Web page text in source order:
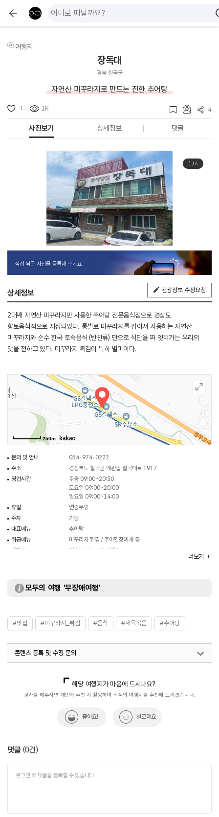
여행지
장독대
경북 칠곡군
자연산 미꾸라지로 만드는 진한 추어탕
1 1K 4
사진보기 상세정보 댓글
1/6
직접 찍은 사진을 등록해 주세요.
상세정보 관광정보 수정요청
2대째 자연산 미꾸라지만 사용한 추어탕 전문음식점으로 경상도
향토음식점으로 지정되었다. 통발로 미꾸라지를 잡아서 사용하는 자연산
미꾸라지와 순수 한국 토속음식 (반찬류) 만으로 식단을 짜 잊혀가는 우리의
맛을 전하고 있다. 미꾸라지 튀김이 특히 별미이다.
250m
문의 및 안내
054-974-0222
주소
경상북도 칠곡군 왜관읍 칠곡대로 1917
영업시간
주중 09:00~20:30
토요일 09:00~20:00
일요일 09:00~14:00
휴일
연중무휴
주차
가능
대표메뉴
추어탕
취급메뉴
미꾸라지 튀김 / 주어된장찌개 등
화장실
업소내 남녀개별 화장실
더보기
모두의 여행 '무장애여행'
#맛집 #미꾸라지_튀김 #음식 #제육볶음 #추어탕
콘텐츠 등록 및 수정 문의
해당 여행지가 마음에 드시나요?
평가를 해주시면 개인화 추천 시 활용하여 최적의 여행지를 추천해 드리겠습니다.
좋아요! 별로예요
댓글 (0건)